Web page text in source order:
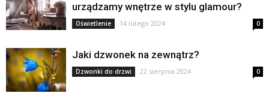
urządzamy wnętrze w stylu glamour?
Oświetlenie 14 lutego 2024 0
Jaki dzwonek na zewnątrz?
Dzwonki do drzwi 22 sierpnia 2024 0